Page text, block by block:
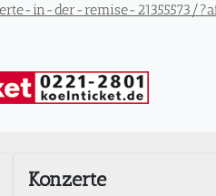
in-der-remise-21355573/
Konzerte